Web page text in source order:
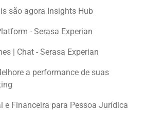
são agora Insights Hub
- Serasa Experian
| Chat - Serasa Experian
a performance de suas
e Financeira para Pessoa Jurídica